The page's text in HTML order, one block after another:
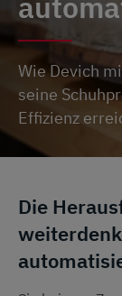
Wie Devich
seine
Effizienz
Die